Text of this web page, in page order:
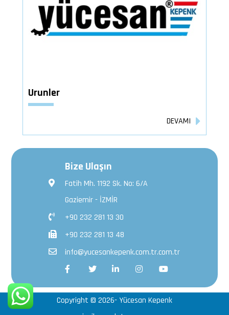
Urunler
DEVAMI
Bize Ulaşın
Fatih Mh. 1192 Sk. No: 6/A
Gaziemir - İZMİR
+90 232 281 13 30
+90 232 281 13 48
info@yucesankepenk.com.tr.com.tr
Copyright © 2026- Yücesan Kepenk